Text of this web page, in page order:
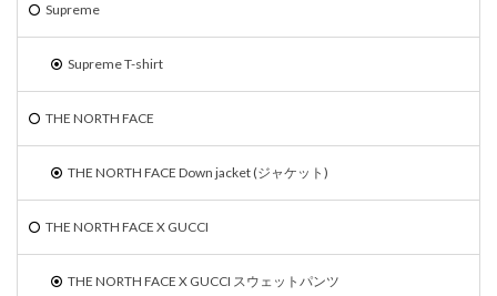
Supreme
Supreme T-shirt
THE NORTH FACE
THE NORTH FACE Down jacket (ジャケット)
THE NORTH FACE X GUCCI
THE NORTH FACE X GUCCI スウェットパンツ